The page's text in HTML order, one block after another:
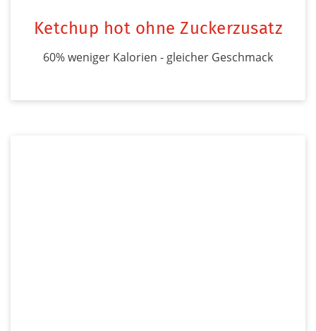
Ketchup hot ohne Zuckerzusatz
60% weniger Kalorien - gleicher Geschmack